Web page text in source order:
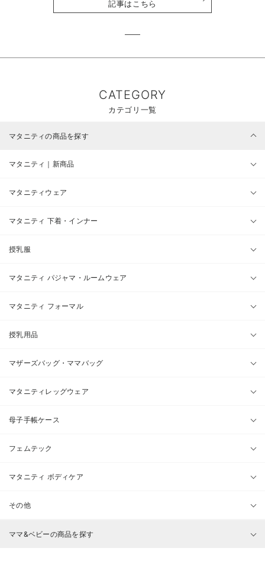
記事はこちら
CATEGORY
カテゴリ一覧
マタニティの商品を探す
マタニティ｜新商品
マタニティウェア
マタニティ 下着・インナー
授乳服
マタニティ パジャマ・ルームウェア
マタニティ フォーマル
授乳用品
マザーズバッグ・ママバッグ
マタニティレッグウェア
母子手帳ケース
フェムテック
マタニティ ボディケア
その他
ママ&ベビーの商品を探す